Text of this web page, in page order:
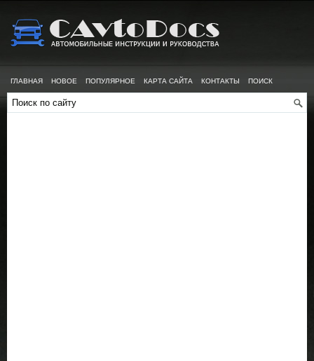
ГЛАВНАЯ НОВОЕ ПОПУЛЯРНОЕ КАРТА САЙТА КОНТАКТЫ ПОИСК